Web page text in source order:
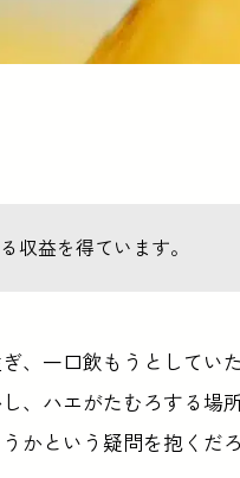
収益を得ています。
、一口飲もうとしてい
、ハエがたむろする場
かという疑問を抱くだろ